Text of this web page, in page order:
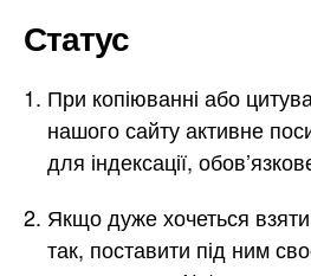
Статус
При копіюванні або
нашого сайту активне
для індексації,
Якщо дуже хочеться
так, поставити під ним